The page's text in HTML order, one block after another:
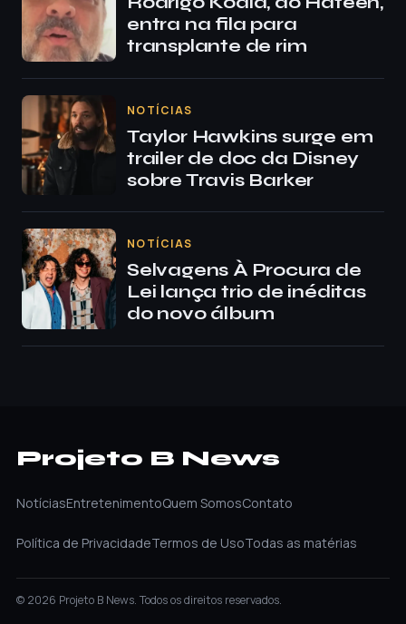
entra na fila para
transplante de rim
NOTÍCIAS
Taylor Hawkins surge em
trailer de doc da Disney
sobre Travis Barker
NOTÍCIAS
Selvagens À Procura de
Lei lança trio de inéditas
do novo álbum
Projeto B News
NotíciasEntretenimentoQuem SomosContato
Política de PrivacidadeTermos de UsoTodas as matérias
© 2026 Projeto B News. Todos os direitos reservados.